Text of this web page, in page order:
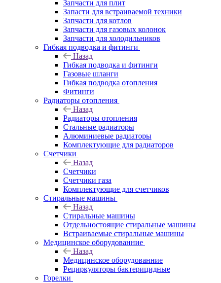
Запчасти для плит
Запасти для встраиваемой техники
Запчасти для котлов
Запчасти для газовых колонок
Запчасти для холодильников
Гибкая подводка и фитинги
Назад
Гибкая подводка и фитинги
Газовые шланги
Гибкая подводка отопления
Фитинги
Радиаторы отопления
Назад
Радиаторы отопления
Стальные радиаторы
Алюминиевые радиаторы
Комплектующие для радиаторов
Счетчики
Назад
Счетчики
Счетчики газа
Комплектующие для счетчиков
Стиральные машины
Назад
Стиральные машины
Отдельностоящие стиральные машины
Встраиваемые стиральные машины
Медицинское оборудованние
Назад
Медицинское оборудованние
Рециркуляторы бактерицидные
Горелки